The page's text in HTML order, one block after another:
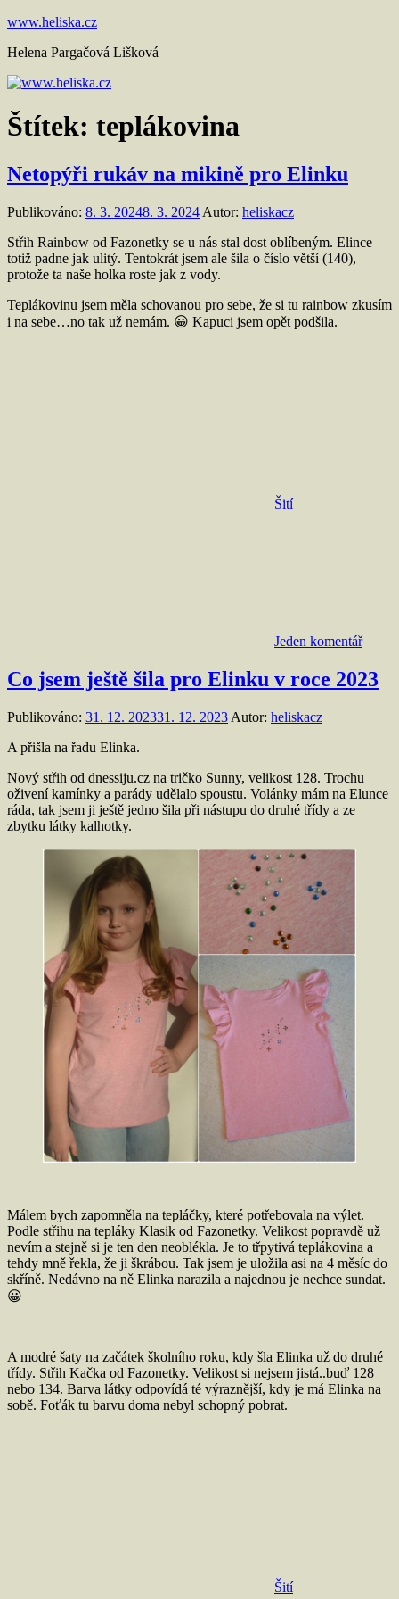
Přejít
obsahu
www.heliska.cz
Helena Pargačová Lišková
Štítek: teplákovina
Netopýři rukáv na mikině pro Elinku
Publikováno: 8. 3. 20248. 3. 2024 Autor: heliskacz
Střih Rainbow od Fazonetky se u nás stal dost oblíbeným. Elince
totiž padne jak ulitý. Tentokrát jsem ale šila o číslo větší (140),
protože ta naše holka roste jak z vody.
Teplákovinu jsem měla schovanou pro sebe, že si tu rainbow zkusím
i na sebe…no tak už nemám. 😀 Kapuci jsem opět podšila.
Šití
Jeden komentář
Co jsem ještě šila pro Elinku v roce 2023
Publikováno: 31. 12. 202331. 12. 2023 Autor: heliskacz
A přišla na řadu Elinka.
Nový střih od dnessiju.cz na tričko Sunny, velikost 128. Trochu
oživení kamínky a parády udělalo spoustu. Volánky mám na Elunce
ráda, tak jsem ji ještě jedno šila při nástupu do druhé třídy a ze
zbytku látky kalhotky.
Málem bych zapomněla na tepláčky, které potřebovala na výlet.
Podle střihu na tepláky Klasik od Fazonetky. Velikost popravdě už
nevím a stejně si je ten den neoblékla. Je to třpytivá teplákovina a
tehdy mně řekla, že ji škrábou. Tak jsem je uložila asi na 4 měsíc do
skříně. Nedávno na ně Elinka narazila a najednou je nechce sundat.
😀
A modré šaty na začátek školního roku, kdy šla Elinka už do druhé
třídy. Střih Kačka od Fazonetky. Velikost si nejsem jistá..buď 128
nebo 134. Barva látky odpovídá té výraznější, kdy je má Elinka na
sobě. Foťák tu barvu doma nebyl schopný pobrat.
Šití